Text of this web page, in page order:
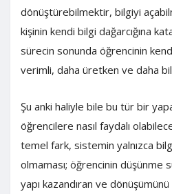
dönüştürebilmektir, bilgiyi
kişinin kendi bilgi dağarcığına
sürecin sonunda öğrencinin
verimli, daha üretken ve daha
Şu anki haliyle bile bu tür bir
öğrencilere nasıl faydalı
temel fark, sistemin yalnızca
olmaması; öğrencinin düşünme
yapı kazandıran ve